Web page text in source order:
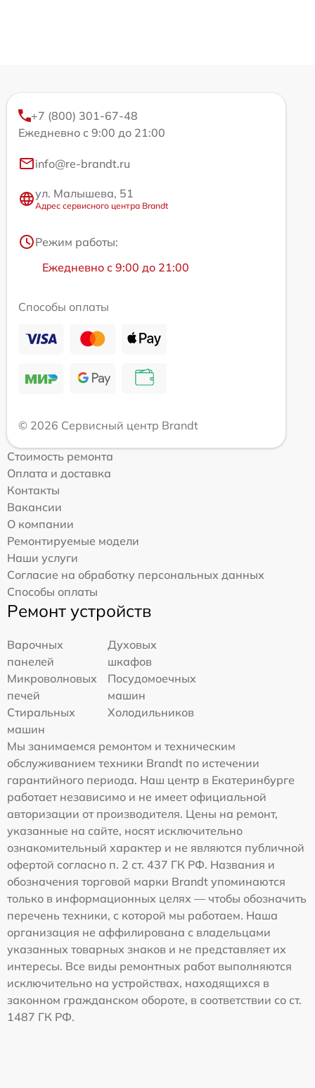
+7 (800) 301-67-48
Ежедневно с 9:00 до 21:00
info@re-brandt.ru
ул. Малышева, 51
Адрес сервисного центра Brandt
Режим работы:
Ежедневно с 9:00 до 21:00
Способы оплаты
© 2026 Сервисный центр Brandt
Стоимость ремонта
Оплата и доставка
Контакты
Вакансии
О компании
Ремонтируемые модели
Наши услуги
Согласие на обработку персональных данных
Способы оплаты
Ремонт устройств
Варочных
панелей
Духовых
шкафов
Микроволновых
печей
Посудомоечных
машин
Стиральных
машин
Холодильников
Мы занимаемся ремонтом и техническим
обслуживанием техники Brandt по истечении
гарантийного периода. Наш центр в Екатеринбурге
работает независимо и не имеет официальной
авторизации от производителя. Цены на ремонт,
указанные на сайте, носят исключительно
ознакомительный характер и не являются публичной
офертой согласно п. 2 ст. 437 ГК РФ. Названия и
обозначения торговой марки Brandt упоминаются
только в информационных целях — чтобы обозначить
перечень техники, с которой мы работаем. Наша
организация не аффилирована с владельцами
указанных товарных знаков и не представляет их
интересы. Все виды ремонтных работ выполняются
исключительно на устройствах, находящихся в
законном гражданском обороте, в соответствии со ст.
1487 ГК РФ.